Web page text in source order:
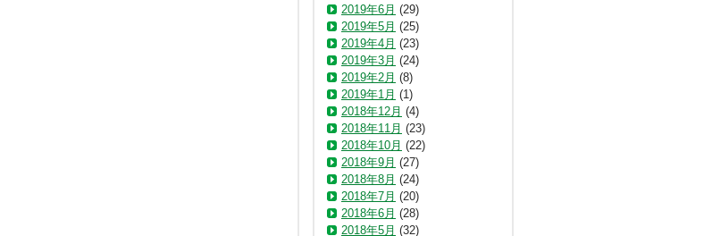
2019年6月 (29)
2019年5月 (25)
2019年4月 (23)
2019年3月 (24)
2019年2月 (8)
2019年1月 (1)
2018年12月 (4)
2018年11月 (23)
2018年10月 (22)
2018年9月 (27)
2018年8月 (24)
2018年7月 (20)
2018年6月 (28)
2018年5月 (32)